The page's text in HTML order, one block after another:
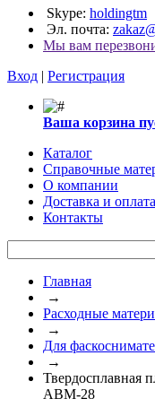
Skype: holdingtm
Эл. почта:
Мы вам
Вход | Регистрация
Ваша корзина
Каталог
Справочные
О компании
Доставка и оплата
Контакты
Главная
→
Расходные
→
Для
→
Твердосплавная
ABM-28